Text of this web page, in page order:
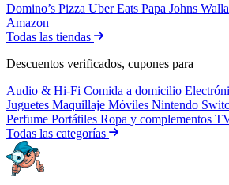
Domino’s Pizza Uber Eats Papa Johns
Amazon
Todas las tiendas
Descuentos verificados, cupones para
Audio & Hi-Fi Comida a domicilio
Juguetes Maquillaje Móviles Nintendo
Perfume Portátiles Ropa y complementos
Todas las categorías